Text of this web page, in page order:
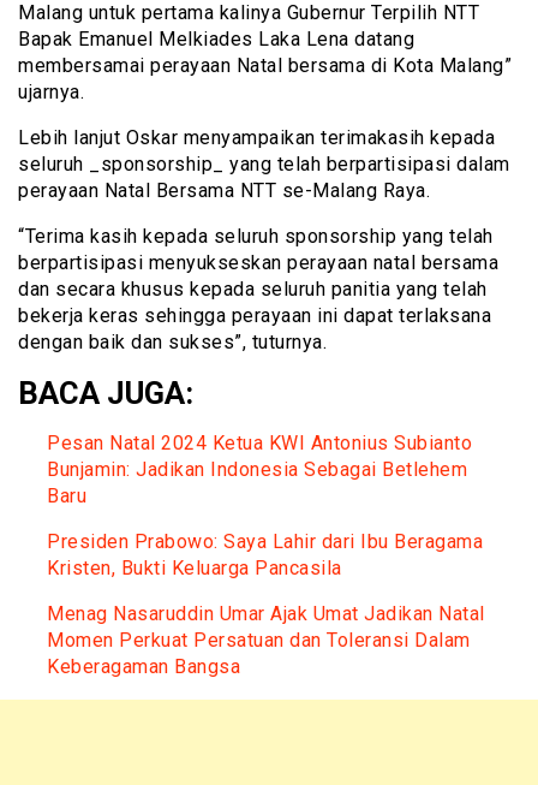
Malang untuk pertama kalinya Gubernur Terpilih NTT
Bapak Emanuel Melkiades Laka Lena datang
membersamai perayaan Natal bersama di Kota Malang”
ujarnya.
Lebih lanjut Oskar menyampaikan terimakasih kepada
seluruh _sponsorship_ yang telah berpartisipasi dalam
perayaan Natal Bersama NTT se-Malang Raya.
“Terima kasih kepada seluruh sponsorship yang telah
berpartisipasi menyukseskan perayaan natal bersama
dan secara khusus kepada seluruh panitia yang telah
bekerja keras sehingga perayaan ini dapat terlaksana
dengan baik dan sukses”, tuturnya.
BACA JUGA:
Pesan Natal 2024 Ketua KWI Antonius Subianto
Bunjamin: Jadikan Indonesia Sebagai Betlehem
Baru
Presiden Prabowo: Saya Lahir dari Ibu Beragama
Kristen, Bukti Keluarga Pancasila
Menag Nasaruddin Umar Ajak Umat Jadikan Natal
Momen Perkuat Persatuan dan Toleransi Dalam
Keberagaman Bangsa